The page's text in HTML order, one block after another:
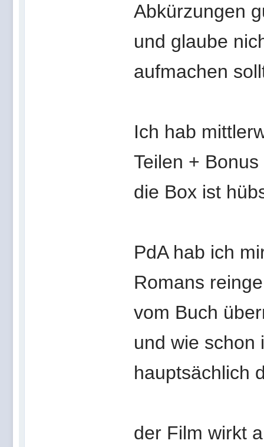
Abkürzungen
und glaube
aufmachen
Ich hab
Teilen + Bonus
die Box ist
PdA hab ich
Romans
vom Buch
und wie schon
hauptsächlich
der Film wirkt